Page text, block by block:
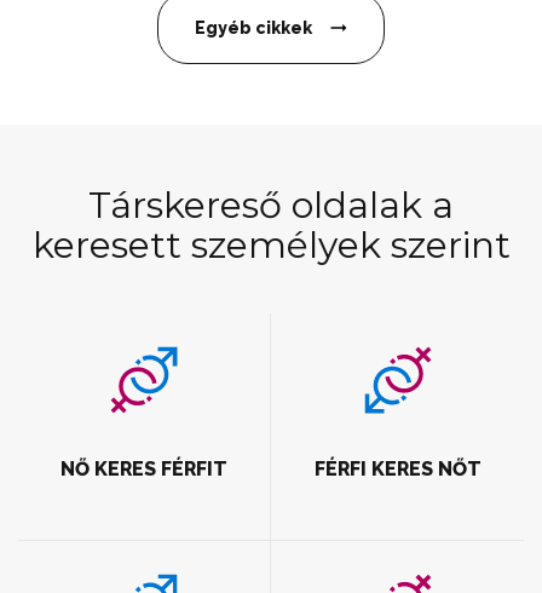
Egyéb cikkek
Társkereső oldalak a
keresett személyek szerint
NŐ KERES FÉRFIT FÉRFI KERES NŐT